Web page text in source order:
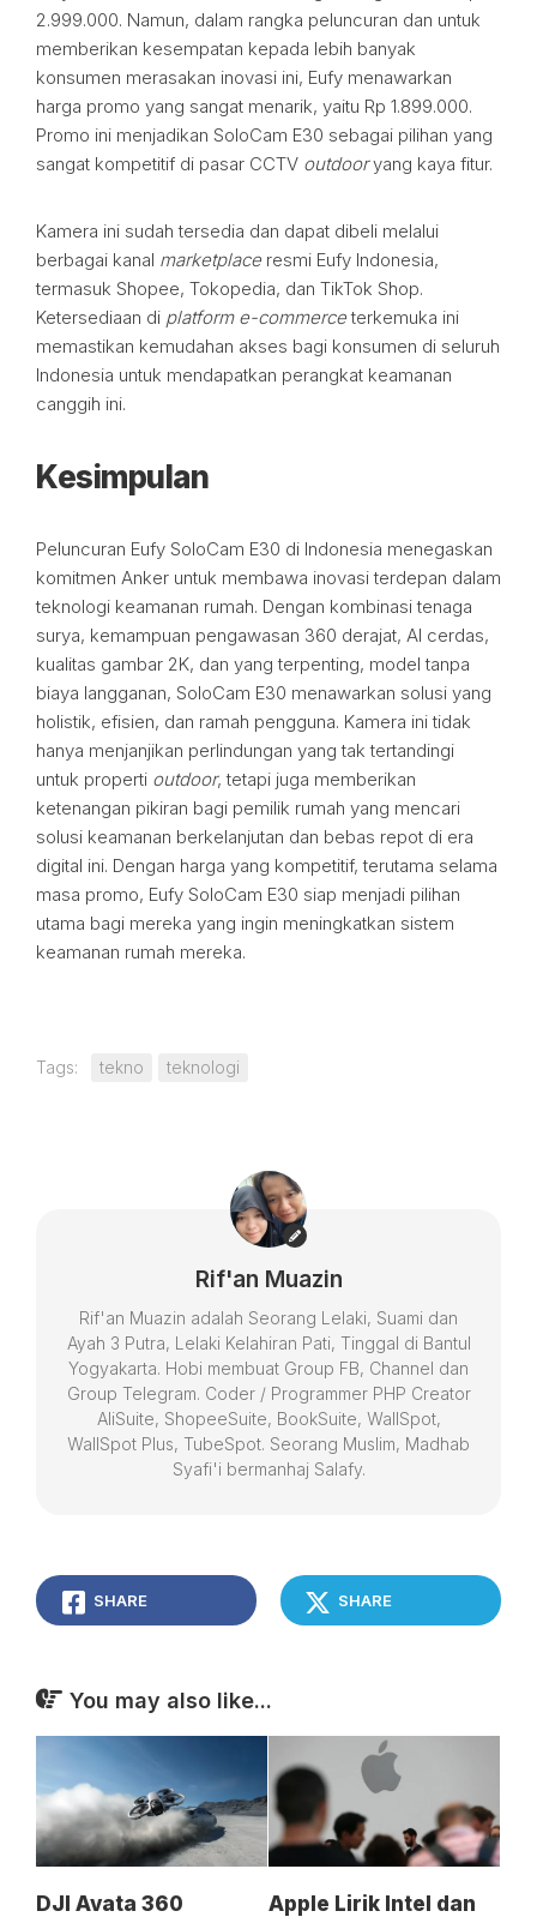
2.999.000. Namun, dalam rangka peluncuran dan untuk
memberikan kesempatan kepada lebih banyak
konsumen merasakan inovasi ini, Eufy menawarkan
harga promo yang sangat menarik, yaitu Rp 1.899.000.
Promo ini menjadikan SoloCam E30 sebagai pilihan yang
sangat kompetitif di pasar CCTV outdooryang kaya fitur.
Kamera ini sudah tersedia dan dapat dibeli melalui
berbagai kanal marketplaceresmi Eufy Indonesia,
termasuk Shopee, Tokopedia, dan TikTok Shop.
Ketersediaan di platform e-commerceterkemuka ini
memastikan kemudahan akses bagi konsumen di seluruh
Indonesia untuk mendapatkan perangkat keamanan
canggih ini.
Kesimpulan
Peluncuran Eufy SoloCam E30 di Indonesia menegaskan
komitmen Anker untuk membawa inovasi terdepan dalam
teknologi keamanan rumah. Dengan kombinasi tenaga
surya, kemampuan pengawasan 360 derajat, AI cerdas,
kualitas gambar 2K, dan yang terpenting, model tanpa
biaya langganan, SoloCam E30 menawarkan solusi yang
holistik, efisien, dan ramah pengguna. Kamera ini tidak
hanya menjanjikan perlindungan yang tak tertandingi
untuk properti outdoor, tetapi juga memberikan
ketenangan pikiran bagi pemilik rumah yang mencari
solusi keamanan berkelanjutan dan bebas repot di era
digital ini. Dengan harga yang kompetitif, terutama selama
masa promo, Eufy SoloCam E30 siap menjadi pilihan
utama bagi mereka yang ingin meningkatkan sistem
keamanan rumah mereka.
Tags: tekno teknologi
Rif'an Muazin
Rif'an Muazin adalah Seorang Lelaki, Suami dan
Ayah 3 Putra, Lelaki Kelahiran Pati, Tinggal di Bantul
Yogyakarta. Hobi membuat Group FB, Channel dan
Group Telegram. Coder / Programmer PHP Creator
AliSuite, ShopeeSuite, BookSuite, WallSpot,
WallSpot Plus, TubeSpot. Seorang Muslim, Madhab
Syafi'i bermanhaj Salafy.
SHARE SHARE
You may also like...
DJI Avata 360
Apple Lirik Intel dan